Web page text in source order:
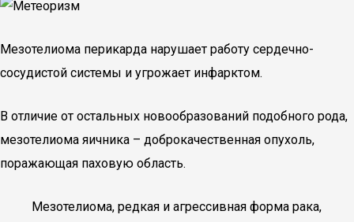
Мезотелиома перикарда нарушает работу сердечно-
сосудистой системы и угрожает инфарктом.
В отличие от остальных новообразований подобного рода,
мезотелиома яичника – доброкачественная опухоль,
поражающая паховую область.
Мезотелиома, редкая и агрессивная форма рака,